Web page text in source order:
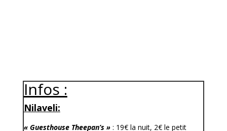
Infos :
Nilaveli:
« Guesthouse Theepan’s »: 19€ la nuit, 2€ le petit